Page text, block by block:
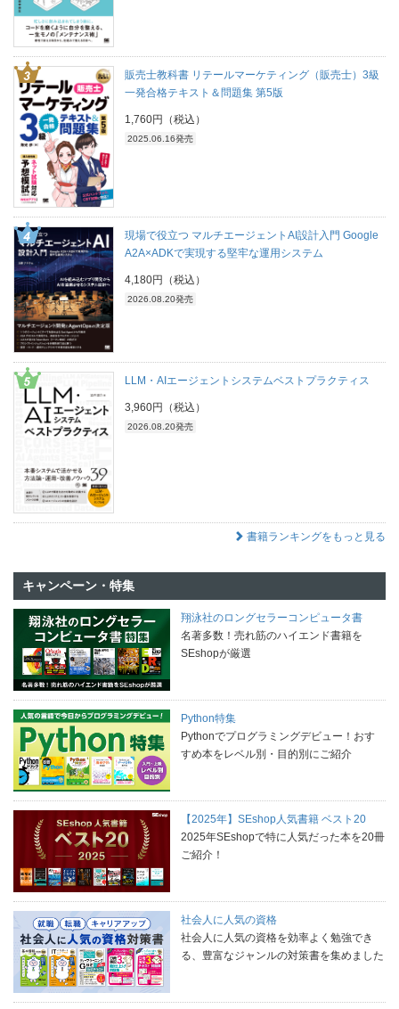
販売士教科書 リテールマーケティング（販売士）3級
一発合格テキスト＆問題集 第5版
1,760円（税込）
2025.06.16発売
現場で役立つ マルチエージェントAI設計入門 Google
A2A×ADKで実現する堅牢な運用システム
4,180円（税込）
2026.08.20発売
LLM・AIエージェントシステムベストプラクティス
3,960円（税込）
2026.08.20発売
書籍ランキングをもっと見る
キャンペーン・特集
翔泳社のロングセラーコンピュータ書
名著多数！売れ筋のハイエンド書籍を
SEshopが厳選
Python特集
Pythonでプログラミングデビュー！おす
すめ本をレベル別・目的別にご紹介
【2025年】SEshop人気書籍 ベスト20
2025年SEshopで特に人気だった本を20冊
ご紹介！
社会人に人気の資格
社会人に人気の資格を効率よく勉強でき
る、豊富なジャンルの対策書を集めました